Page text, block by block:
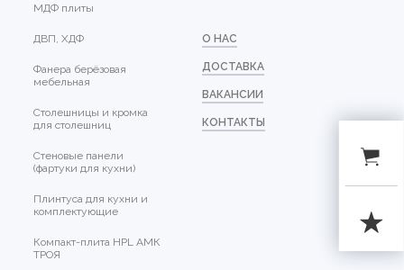
МДФ плиты
ДВП, ХДФ
Фанера берёзовая
мебельная
Столешницы и кромка
для столешниц
Стеновые панели
(фартуки для кухни)
Плинтуса для кухни и
комплектующие
Компакт-плита HPL АМК
ТРОЯ
О НАС
ДОСТАВКА
ВАКАНСИИ
КОНТАКТЫ